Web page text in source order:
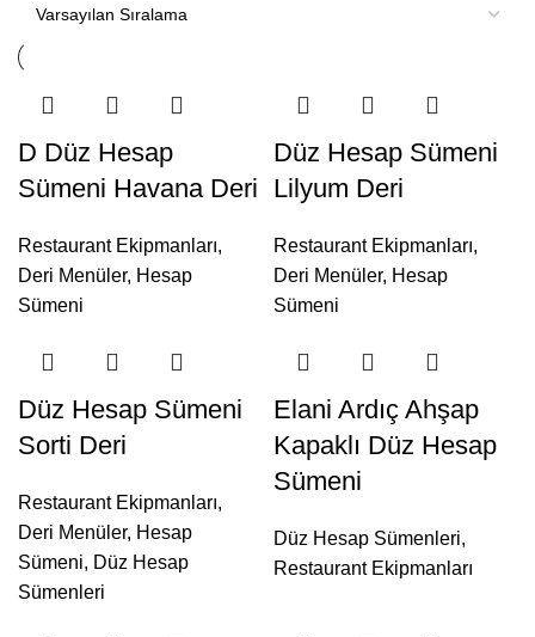
D Düz Hesap
Sümeni Havana Deri
Restaurant Ekipmanları,
Deri Menüler, Hesap
Sümeni
Düz Hesap Sümeni
Lilyum Deri
Restaurant Ekipmanları,
Deri Menüler, Hesap
Sümeni
Düz Hesap Sümeni
Sorti Deri
Restaurant Ekipmanları,
Deri Menüler, Hesap
Sümeni, Düz Hesap
Sümenleri
Elani Ardıç Ahşap
Kapaklı Düz Hesap
Sümeni
Düz Hesap Sümenleri,
Restaurant Ekipmanları